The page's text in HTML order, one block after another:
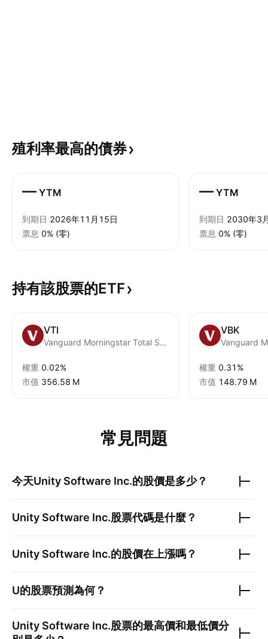
殖利率最高的債券
— YTM
到期日 2026年11月15日
票息 0% (零)
— YTM
到期日 2030年3
票息 0% (零)
持有該股票的ETF
VTI
Vanguard Morningstar Total Stock Market ETF
權重 0.02%
市值 ‪356.58 M‬
VBK
權重 0.31%
市值 ‪148.79 M‬
常見問題
今天Unity Software Inc.的股價是多少？
Unity Software Inc.股票代碼是什麼？
Unity Software Inc.的股價在上漲嗎？
U的股票預測為何？
Unity Software Inc.股票的最高價和最低價分